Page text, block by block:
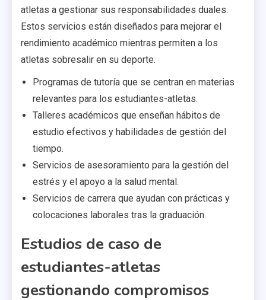
atletas a gestionar sus responsabilidades duales.
Estos servicios están diseñados para mejorar el
rendimiento académico mientras permiten a los
atletas sobresalir en su deporte.
Programas de tutoría que se centran en materias
relevantes para los estudiantes-atletas.
Talleres académicos que enseñan hábitos de
estudio efectivos y habilidades de gestión del
tiempo.
Servicios de asesoramiento para la gestión del
estrés y el apoyo a la salud mental.
Servicios de carrera que ayudan con prácticas y
colocaciones laborales tras la graduación.
Estudios de caso de
estudiantes-atletas
gestionando compromisos